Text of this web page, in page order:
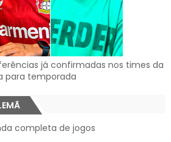
já confirmadas nos times da
para temporada
completa de jogos